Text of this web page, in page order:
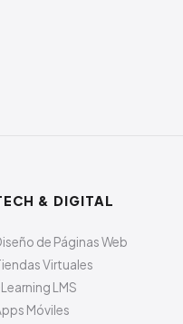
& DIGITAL
de Páginas Web
Virtuales
LMS
Móviles